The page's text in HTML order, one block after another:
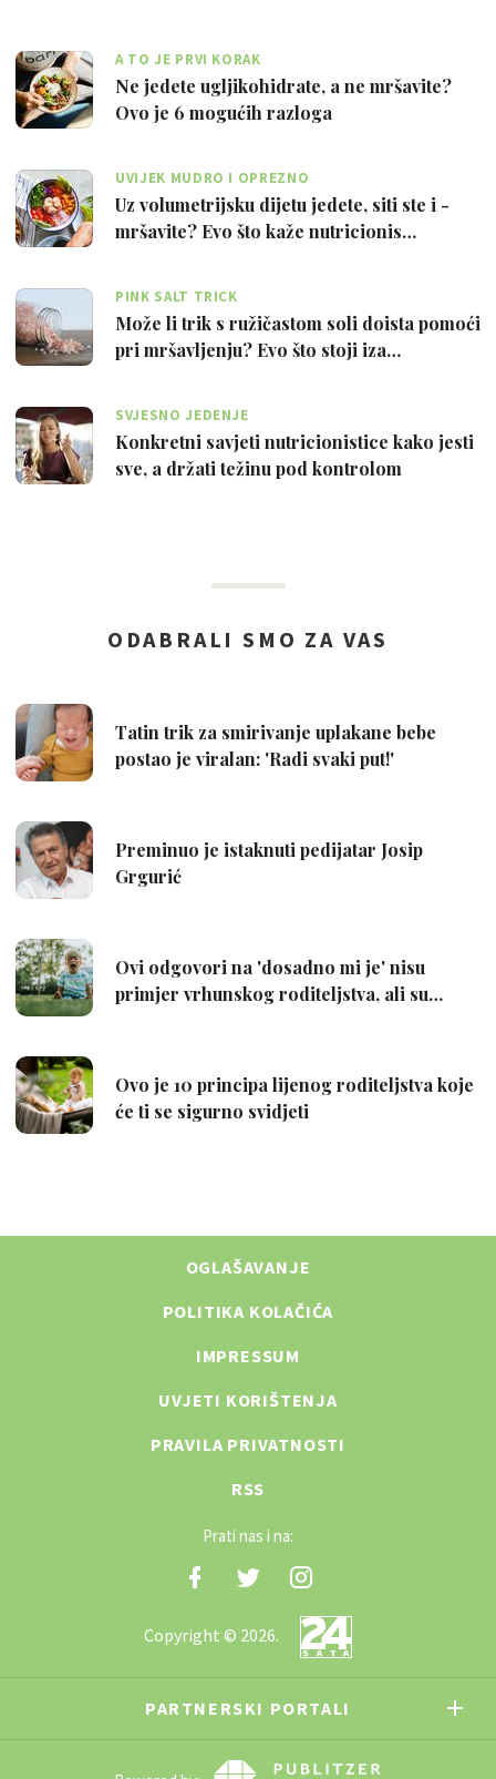
A TO JE PRVI KORAK
Ne jedete ugljikohidrate, a ne mršavite?
Ovo je 6 mogućih razloga
UVIJEK MUDRO I OPREZNO
Uz volumetrijsku dijetu jedete, siti ste i -
mršavite? Evo što kaže nutricionis…
PINK SALT TRICK
Može li trik s ružičastom soli doista pomoći
pri mršavljenju? Evo što stoji iza…
SVJESNO JEDENJE
Konkretni savjeti nutricionistice kako jesti
sve, a držati težinu pod kontrolom
OGLAŠAVANJE
POLITIKA KOLAČIĆA
IMPRESSUM
UVJETI KORIŠTENJA
PRAVILA PRIVATNOSTI
RSS
Prati nas i na:
Copyright © 2026.
PARTNERSKI PORTALI